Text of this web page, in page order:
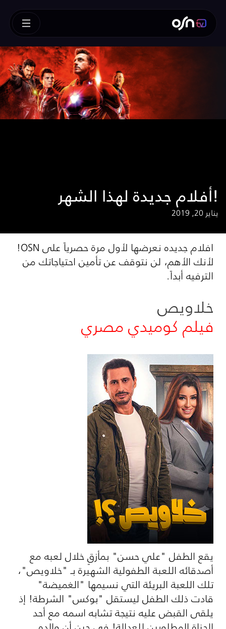
أفلام جديدة لهذا الشهر!
يناير 20, 2019
افلام جديده نعرضها لأول مرة حصرياً على OSN!
لأنك الأهم، لن نتوقف عن تأمين احتياجاتك من
الترفيه أبداً.
خلاويص
فيلم كوميدي مصري
يقع الطفل "علي حسن" بمأزقٍ خلال لعبه مع
أصدقائه اللعبة الطفولية الشهيرة بـ "خلاويص"،
تلك اللعبة البريئة التي نسيمها "الغميضة"
قادت ذلك الطفل ليستقل "بوكس" الشرطة! إذ
يلقى القبض عليه نتيجة تشابه اسمه مع أحد